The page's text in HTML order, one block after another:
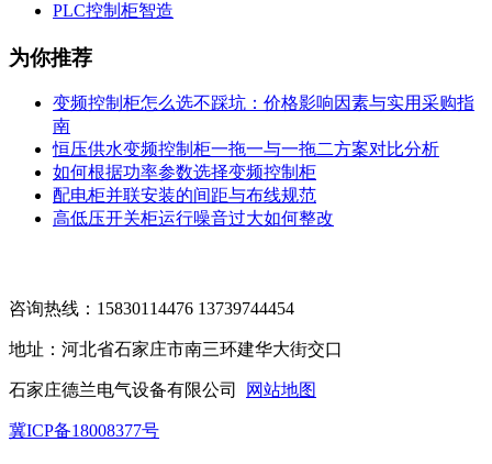
PLC控制柜智造
为你推荐
变频控制柜怎么选不踩坑：价格影响因素与实用采购指
南
恒压供水变频控制柜一拖一与一拖二方案对比分析
如何根据功率参数选择变频控制柜
配电柜并联安装的间距与布线规范
高低压开关柜运行噪音过大如何整改
咨询热线：15830114476 13739744454
地址：河北省石家庄市南三环建华大街交口
石家庄德兰电气设备有限公司 网站地图
冀ICP备18008377号